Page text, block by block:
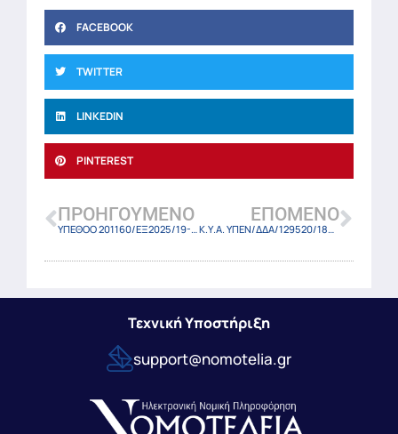
FACEBOOK
TWITTER
LINKEDIN
PINTEREST
ΠΡΟΗΓΟΎΜΕΝΟ
ΥΠΕΘΟΟ 201160/ΕΞ2025/19-11-2025
ΕΠΌΜΕΝΟ
Κ.Υ.Α. ΥΠΕΝ/ΔΔΑ/129520/1854/2025 (ΦΕΚ 6206 Β/19-11-2025)
Τεχνική Υποστήριξη
support@nomotelia.gr